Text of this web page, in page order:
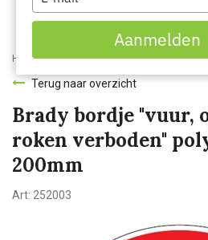
Home Webshop Veiligheidsartikelen
Terug naar overzicht
Brady bordje "vuur,
roken verboden"
200mm
Art: 252003
your
email
Aanmelden